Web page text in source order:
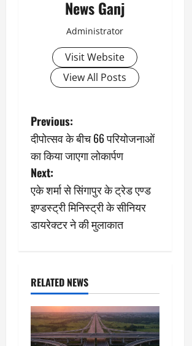
News Ganj
Administrator
Visit Website
View All Posts
P
o
s
t
n
v
i
g
Previous:
दीपोत्सव के बीच 66 परियोजनाओं
का किया जाएगा लोकार्पण
Next:
एके शर्मा से सिंगापुर के ट्रेड एण्ड
इण्डस्ट्री मिनिस्ट्री के सीनियर
डायरेक्टर ने की मुलाकात
RELATED NEWS